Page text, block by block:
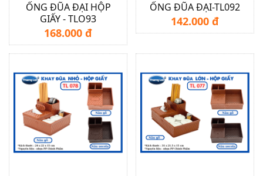
ỐNG ĐŨA ĐẠI HỘP
GIẤY - TLO93
168.000 đ
ỐNG ĐŨA ĐẠI-TL092
142.000 đ